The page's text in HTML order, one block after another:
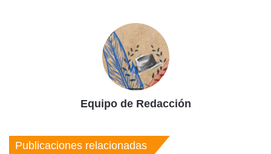
Equipo de Redacción
Publicaciones relacionadas